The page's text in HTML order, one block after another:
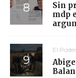
Sin
mdp
El